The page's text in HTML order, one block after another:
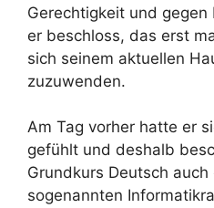
Gerechtigkeit und gegen
er beschloss, das erst
sich seinem aktuellen
zuzuwenden.
Am Tag vorher hatte er
gefühlt und deshalb
Grundkurs Deutsch auch
sogenannten